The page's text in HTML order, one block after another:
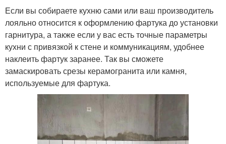
Если вы собираете кухню сами или ваш производитель
лояльно относится к оформлению фартука до установки
гарнитура, а также если у вас есть точные параметры
кухни с привязкой к стене и коммуникациям, удобнее
наклеить фартук заранее. Так вы сможете
замаскировать срезы керамогранита или камня,
используемые для фартука.